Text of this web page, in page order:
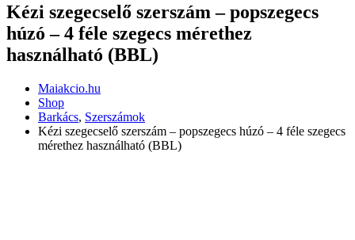
Kézi szegecselő szerszám – popszegecs
húzó – 4 féle szegecs mérethez
használható (BBL)
Maiakcio.hu
Shop
Barkács, Szerszámok
Kézi szegecselő szerszám – popszegecs húzó – 4 féle szegecs
mérethez használható (BBL)